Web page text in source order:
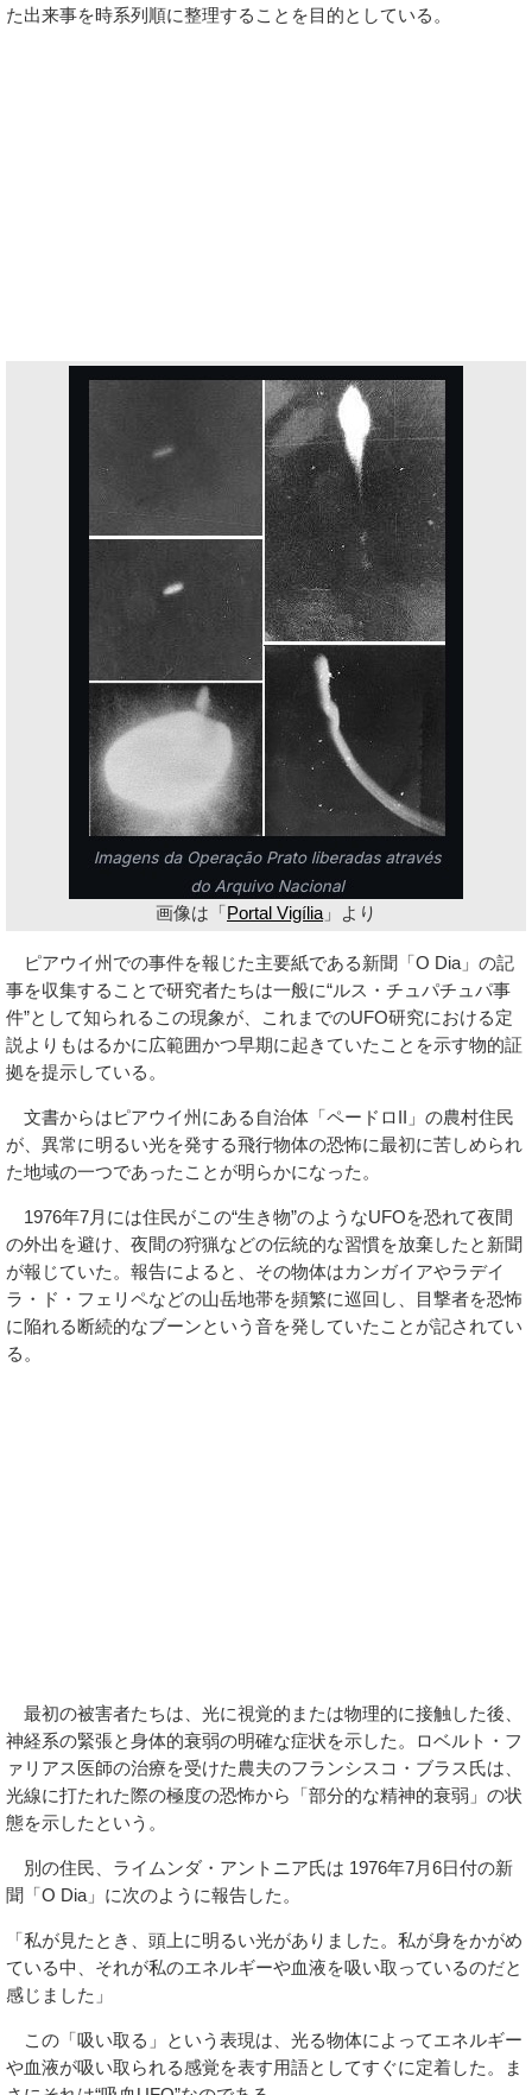
た出来事を時系列順に整理することを目的としている。
画像は「Portal Vigília 」より
ピアウイ州での事件を報じた主要紙である新聞「O Dia」の記
事を収集することで研究者たちは一般に“ルス・チュパチュパ事
件”として知られるこの現象が、これまでのUFO研究における定
説よりもはるかに広範囲かつ早期に起きていたことを示す物的証
拠を提示している。
文書からはピアウイ州にある自治体「ペードロII」の農村住民
が、異常に明るい光を発する飛行物体の恐怖に最初に苦しめられ
た地域の一つであったことが明らかになった。
1976年7月には住民がこの“生き物”のようなUFOを恐れて夜間
の外出を避け、夜間の狩猟などの伝統的な習慣を放棄したと新聞
が報じていた。報告によると、その物体はカンガイアやラデイ
ラ・ド・フェリペなどの山岳地帯を頻繁に巡回し、目撃者を恐怖
に陥れる断続的なブーンという音を発していたことが記されてい
る。
最初の被害者たちは、光に視覚的または物理的に接触した後、
神経系の緊張と身体的衰弱の明確な症状を示した。ロベルト・フ
ァリアス医師の治療を受けた農夫のフランシスコ・ブラス氏は、
光線に打たれた際の極度の恐怖から「部分的な精神的衰弱」の状
態を示したという。
別の住民、ライムンダ・アントニア氏は 1976年7月6日付の新
聞「O Dia」に次のように報告した。
「私が見たとき、頭上に明るい光がありました。私が身をかがめ
ている中、それが私のエネルギーや血液を吸い取っているのだと
感じました」
この「吸い取る」という表現は、光る物体によってエネルギー
や血液が吸い取られる感覚を表す用語としてすぐに定着した。ま